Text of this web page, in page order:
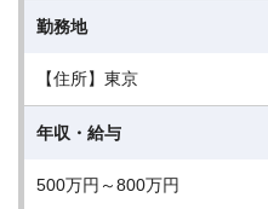
勤務地
【住所】東京
年収・給与
500万円～800万円